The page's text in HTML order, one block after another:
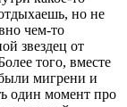
но не
чем-то
звездец от
того, вместе
мигрени и
один момент про